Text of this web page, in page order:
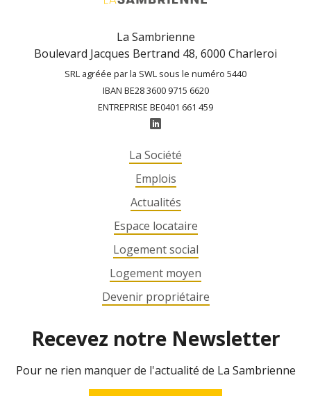
La Sambrienne
Boulevard Jacques Bertrand 48, 6000 Charleroi
SRL agréée par la SWL sous le numéro 5440
IBAN BE28 3600 9715 6620
ENTREPRISE BE0401 661 459
La Société
Emplois
Actualités
Espace locataire
Logement social
Logement moyen
Devenir propriétaire
Recevez notre Newsletter
Pour ne rien manquer de l'actualité de La Sambrienne